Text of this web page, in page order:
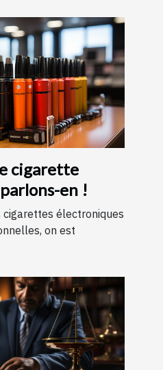
cigarette
en !
cigarettes électroniques
on est